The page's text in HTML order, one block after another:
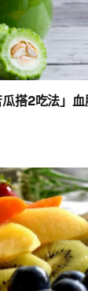
搭2吃法」